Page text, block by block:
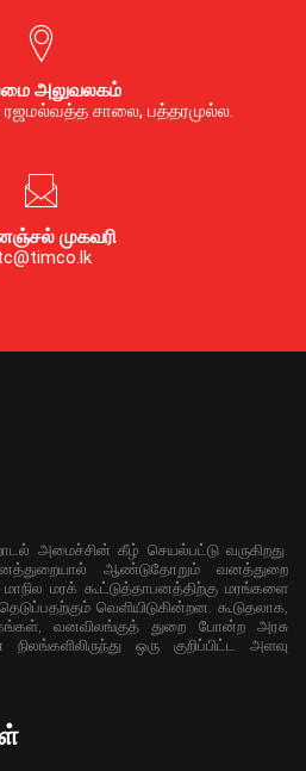
அலுவலகம்
ரஜமல்வத்த சாலை, பத்தரமுல்ல.
முகவரி
அமைச்சின் கீழ் செயல்பட்டு வருகிறது.
ஆண்டுதோறும் வனத்துறை
மரக் கூட்டுத்தாபனத்திற்கு மரங்களை
வெளியிடுகின்றன. கூடுதலாக,
வனவிலங்குத் துறை போன்ற அரசு
ஒரு குறிப்பிட்ட அளவு